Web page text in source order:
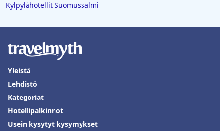
Kylpylähotellit Suomussalmi
Yleistä
Lehdistö
Kategoriat
Hotellipalkinnot
Usein kysytyt kysymykset